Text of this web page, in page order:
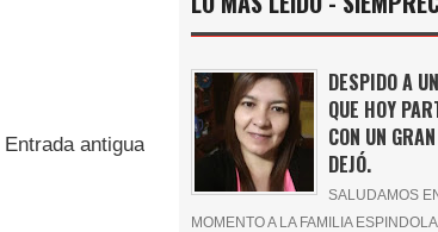
Entrada antigua
DESPIDO A
QUE HOY
CON UN
DEJÓ.
SALUDAMOS
MOMENTO A LA FAMILIA